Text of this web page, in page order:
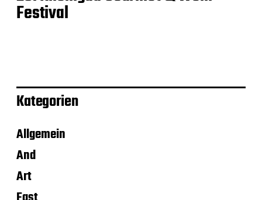
Festival
Kategorien
Allgemein
And
Art